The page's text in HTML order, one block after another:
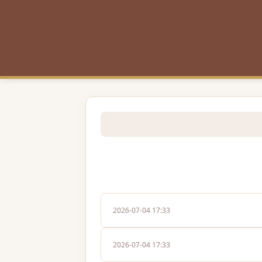
2026-07-04 17:33
2026-07-04 17:33